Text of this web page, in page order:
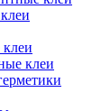
клеи